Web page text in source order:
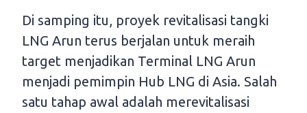
Di samping itu, proyek revitalisasi tangki
LNG Arun terus berjalan untuk meraih
target menjadikan Terminal LNG Arun
menjadi pemimpin Hub LNG di Asia. Salah
satu tahap awal adalah merevitalisasi